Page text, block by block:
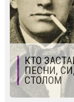
КТО
ПЕСНИ,
СТОЛОМ